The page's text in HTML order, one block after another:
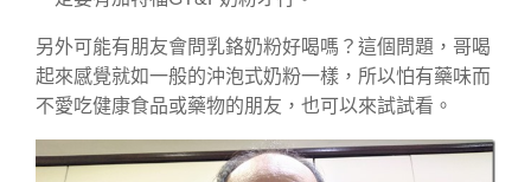
另外可能有朋友會問乳鉻奶粉好喝嗎？這個問題，哥喝
起來感覺就如一般的沖泡式奶粉一樣，所以怕有藥味而
不愛吃健康食品或藥物的朋友，也可以來試試看。